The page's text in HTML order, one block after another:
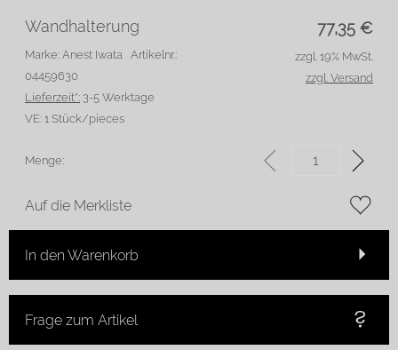
77,35 €
Wandhalterung
Marke: Anest Iwata Artikelnr.:
04459630
Lieferzeit*: 3-5 Werktage
VE: 1 Stück/pieces
zzgl. 19% MwSt.
zzgl. Versand
Menge:
Auf die Merkliste
In den Warenkorb
Frage zum Artikel